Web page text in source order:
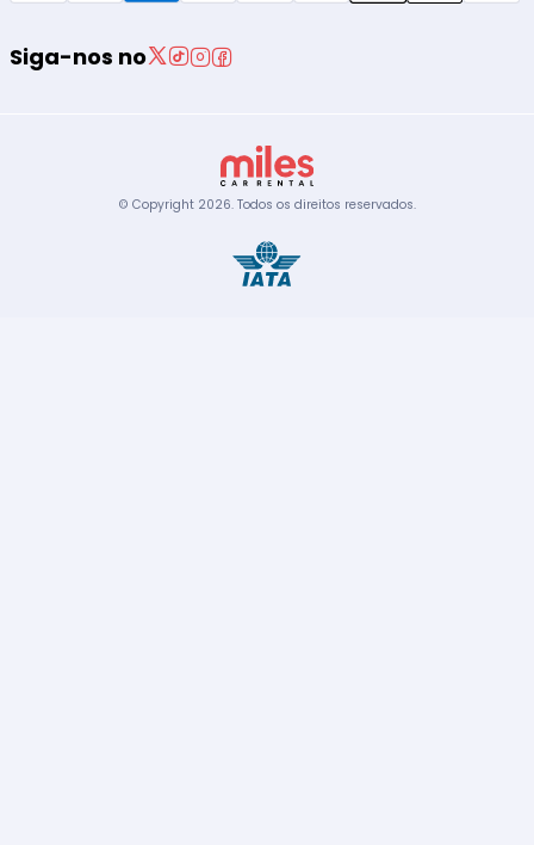
Siga-nos no
© Copyright 2026. Todos os direitos reservados.